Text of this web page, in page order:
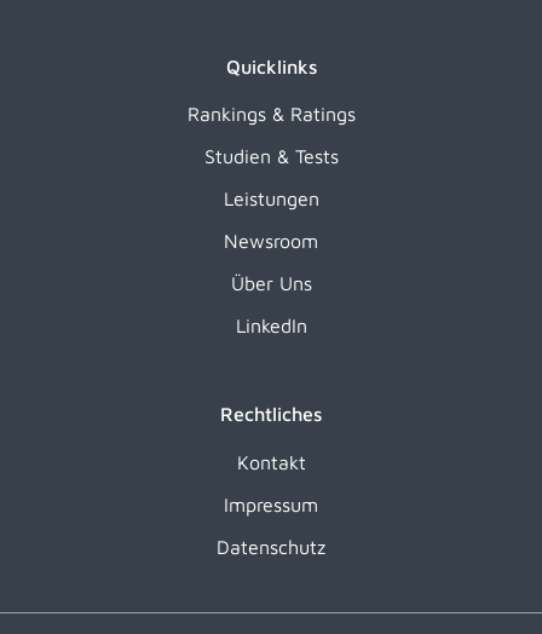
Quicklinks
Rankings & Ratings
Studien & Tests
Leistungen
Newsroom
Über Uns
LinkedIn
Rechtliches
Kontakt
Impressum
Datenschutz